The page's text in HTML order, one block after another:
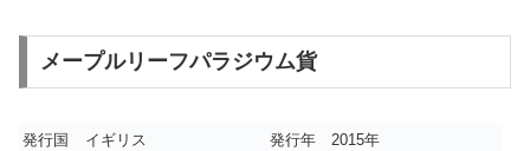
メープルリーフパラジウム貨
発行国 イギリス 発行年
2015年